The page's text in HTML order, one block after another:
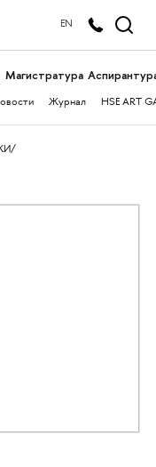
EN
Магистратура
Журнал HSE ART